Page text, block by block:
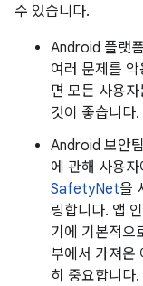
수 있습니다.
Android 플랫
여러 문제를
면 모든 사용
것이 좋습니다.
Android 보안
에 관해 사용
SafetyNet을
링합니다. 앱
기에 기본적으
부에서 가져온
히 중요합니다